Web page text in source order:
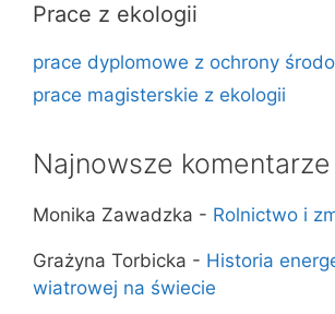
Prace z ekologii
prace dyplomowe z ochrony
prace magisterskie z ekologii
Najnowsze komentarze
Monika Zawadzka - Rolnictwo i
Grażyna Torbicka - Historia
wiatrowej na świecie